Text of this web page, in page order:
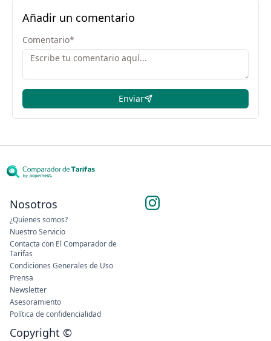
Añadir un comentario
Comentario*
Enviar
Nosotros
¿Quienes somos?
Nuestro Servicio
Contacta con El Comparador de
Tarifas
Condiciones Generales de Uso
Prensa
Newsletter
Asesoramiento
Política de confidencialidad
Copyright ©